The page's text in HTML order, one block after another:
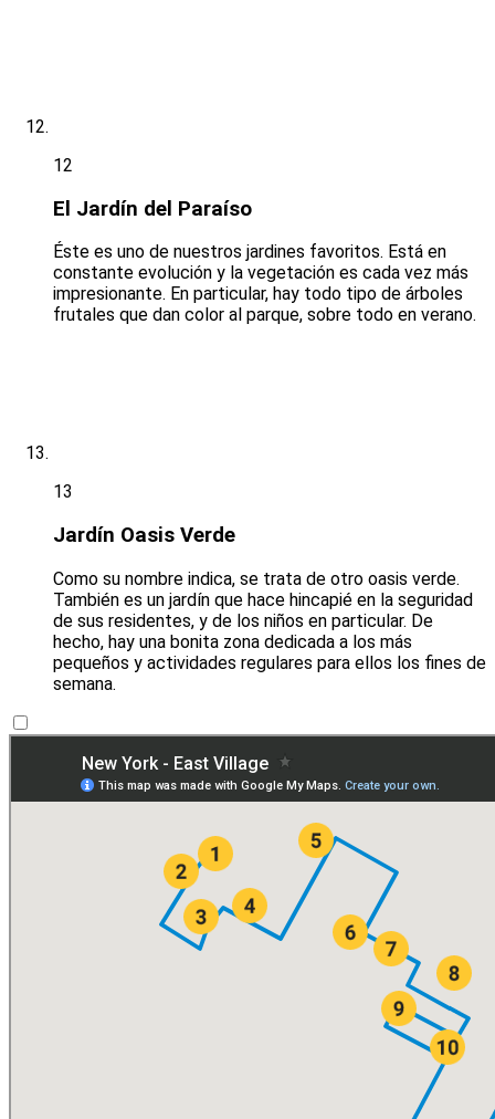
12
El Jardín del Paraíso
Éste es uno de nuestros jardines favoritos. Está en
constante evolución y la vegetación es cada vez más
impresionante. En particular, hay todo tipo de árboles
frutales que dan color al parque, sobre todo en verano.
13
Jardín Oasis Verde
Como su nombre indica, se trata de otro oasis verde.
También es un jardín que hace hincapié en la seguridad
de sus residentes, y de los niños en particular. De
hecho, hay una bonita zona dedicada a los más
pequeños y actividades regulares para ellos los fines de
semana.